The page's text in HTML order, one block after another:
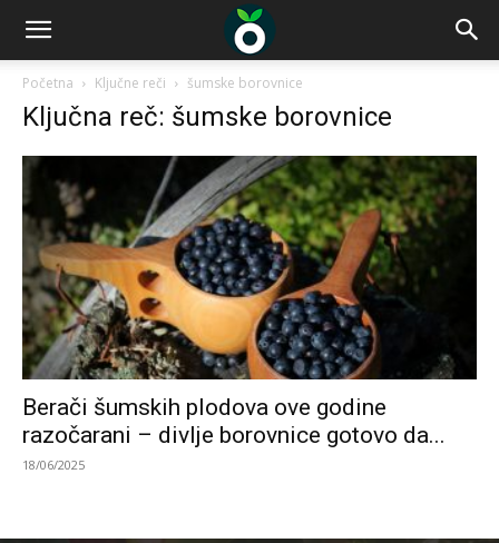
Početna Ključne reči šumske borovnice
Ključna reč: šumske borovnice
Berači šumskih plodova ove godine
razočarani – divlje borovnice gotovo da...
18/06/2025